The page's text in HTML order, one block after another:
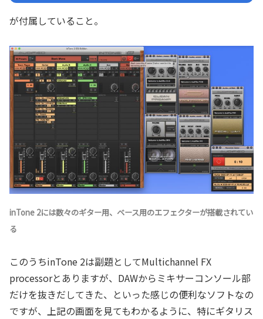
が付属していること。
inTone 2には数々のギター用、ベース用のエフェクターが搭載されてい
る
このうちinTone 2は副題としてMultichannel FX
processorとありますが、DAWからミキサーコンソール部
だけを抜きだしてきた、といった感じの便利なソフトなの
ですが、上記の画面を見てもわかるように、特にギタリス